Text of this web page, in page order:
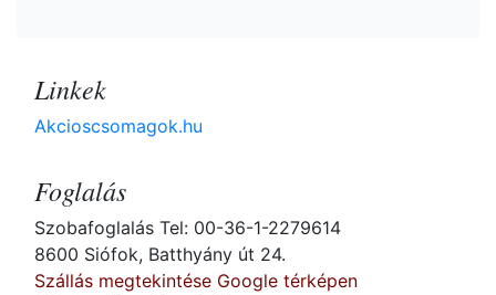
Linkek
Akcioscsomagok.hu
Foglalás
Szobafoglalás Tel: 00-36-1-2279614
8600 Siófok, Batthyány út 24.
Szállás megtekintése Google térképen